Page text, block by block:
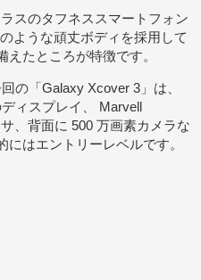
スのタフネススマートフォン
ような頑丈ボディを採用して
たところが特徴です。
の「Galaxy Xcover 3」は、
ィスプレイ、 Marvell
、背面に 500 万画素カメラな
はエントリーレベルです。